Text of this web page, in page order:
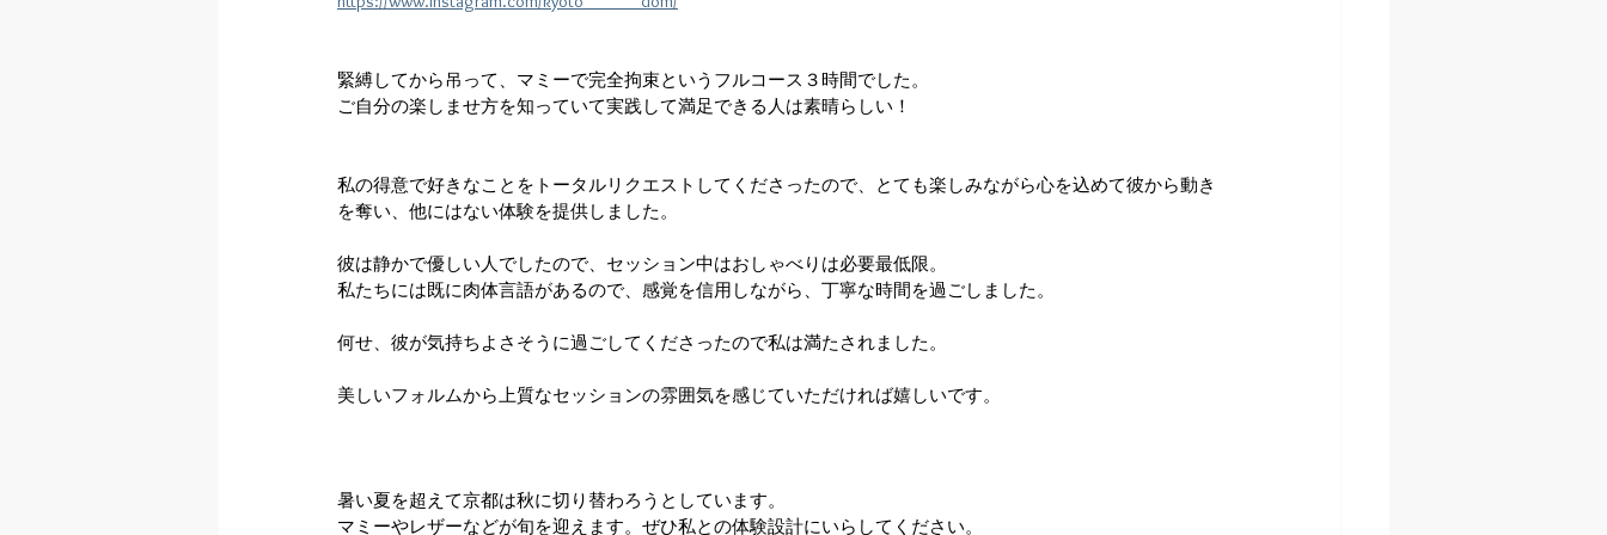
緊縛してから吊って、マミーで完全拘束というフルコース３時間でした。
ご自分の楽しませ方を知っていて実践して満足できる人は素晴らしい！
私の得意で好きなことをトータルリクエストしてくださったので、とても楽しみながら心を込めて彼から動き
を奪い、他にはない体験を提供しました。
彼は静かで優しい人でしたので、セッション中はおしゃべりは必要最低限。
私たちには既に肉体言語があるので、感覚を信用しながら、丁寧な時間を過ごしました。
何せ、彼が気持ちよさそうに過ごしてくださったので私は満たされました。
美しいフォルムから上質なセッションの雰囲気を感じていただければ嬉しいです。
暑い夏を超えて京都は秋に切り替わろうとしています。
マミーやレザーなどが旬を迎えます。ぜひ私との体験設計にいらしてください。